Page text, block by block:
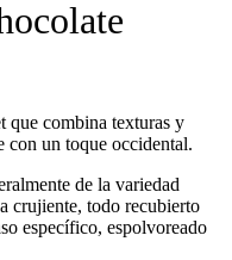
que combina texturas y
con un toque occidental.
de la variedad
crujiente, todo recubierto
específico, espolvoreado